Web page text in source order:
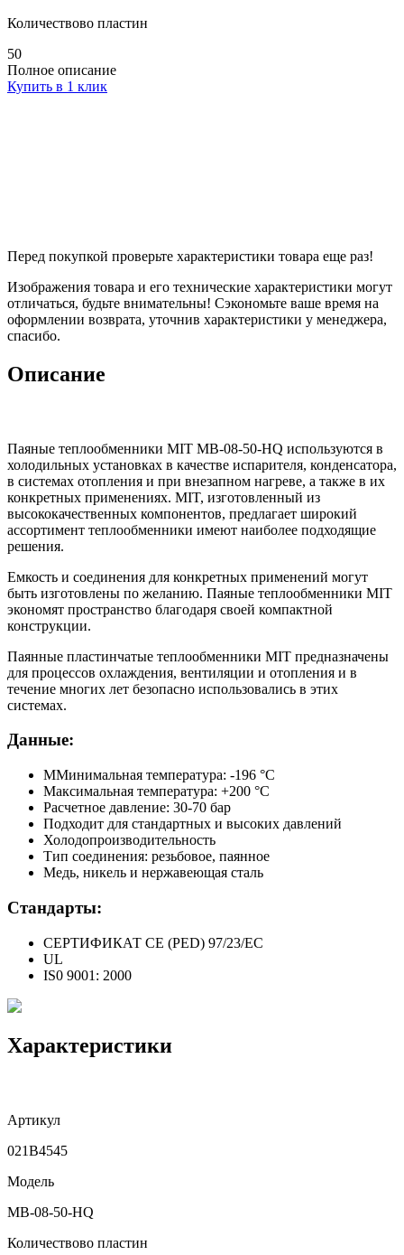
Количествово пластин
50
Полное описание
Купить в 1 клик
Перед покупкой проверьте характеристики товара еще раз!
Изображения товара и его технические характеристики могут
отличаться, будьте внимательны! Сэкономьте ваше время на
оформлении возврата, уточнив характеристики у менеджера,
спасибо.
Описание
Паяные теплообменники MIT MB-08-50-HQ используются в
холодильных установках в качестве испарителя, конденсатора,
в системах отопления и при внезапном нагреве, а также в их
конкретных применениях. MIT, изготовленный из
высококачественных компонентов, предлагает широкий
ассортимент теплообменники имеют наиболее подходящие
решения.
Емкость и соединения для конкретных применений могут
быть изготовлены по желанию. Паяные теплообменники MIT
экономят пространство благодаря своей компактной
конструкции.
Паянные пластинчатые теплообменники MIT предназначены
для процессов охлаждения, вентиляции и отопления и в
течение многих лет безопасно использовались в этих
системах.
Данные:
ММинимальная температура: -196 °C
Максимальная температура: +200 °C
Расчетное давление: 30-70 бар
Подходит для стандартных и высоких давлений
Холодопроизводительность
Тип соединения: резьбовое, паянное
Медь, никель и нержавеющая сталь
Стандарты:
СЕРТИФИКАТ СЕ (PED) 97/23/EC
UL
IS0 9001: 2000
Характеристики
Артикул
021B4545
Модель
MB-08-50-HQ
Количествово пластин